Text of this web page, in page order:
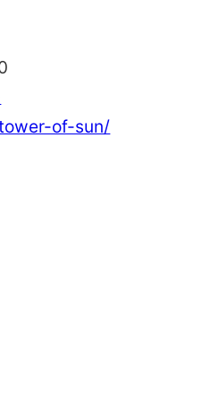
of-sun/